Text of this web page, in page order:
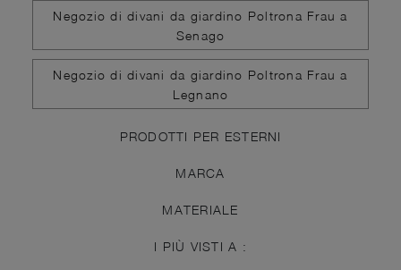
Negozio di divani da giardino Poltrona Frau a
Senago
Negozio di divani da giardino Poltrona Frau a
Legnano
PRODOTTI PER ESTERNI
MARCA
MATERIALE
I PIÙ VISTI A :